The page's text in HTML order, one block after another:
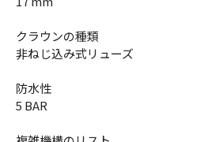
クラウンの種類
非ねじ込み式リューズ
防水性
5 BAR